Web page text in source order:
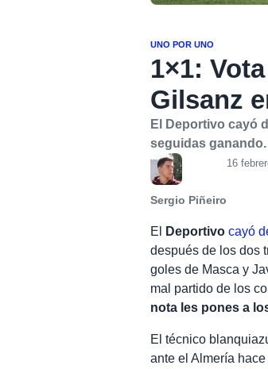
UNO POR UNO
1×1:
Gilsanz
El Deportivo cayó
seguidas
Sergio Piñeiro
16
El Deportivo cayó
después de los dos
goles de Masca y
mal partido de los
nota les pones a
El técnico
ante el Almería